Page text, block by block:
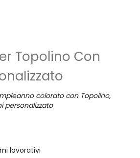
Topolino Con
colorato con Topolino,
personalizzato
lavorativi